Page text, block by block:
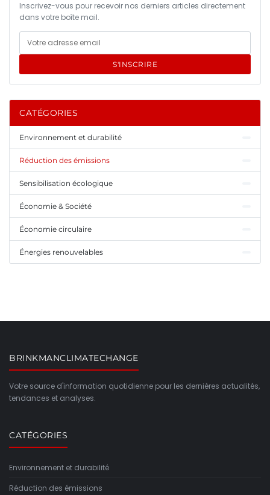
Inscrivez-vous pour recevoir nos derniers articles directement
dans votre boîte mail.
S'INSCRIRE
CATÉGORIES
Environnement et durabilité
Réduction des émissions
Sensibilisation écologique
Économie & Société
Économie circulaire
Énergies renouvelables
BRINKMANCLIMATECHANGE
Votre source d'information quotidienne pour les dernières actualités,
tendances et analyses.
CATÉGORIES
Environnement et durabilité
Réduction des émissions